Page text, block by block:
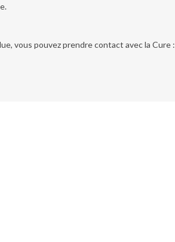
vous pouvez prendre contact avec la Cure :